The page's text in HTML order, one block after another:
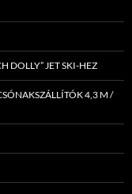
DOLLY” JET SKI-HEZ
4,3 M /